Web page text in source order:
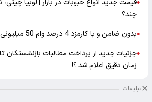
●قیمت جدید انواع حبوبات در بازار | لوبیا
چند؟
●بدون ضامن و با کارمزد 4 درصد وام 50 میلیونی بگیرید
●جزئیات جدید از پرداخت مطالبات بازنشستگان
زمان دقیق اعلام شد ؟!
تبلیغات